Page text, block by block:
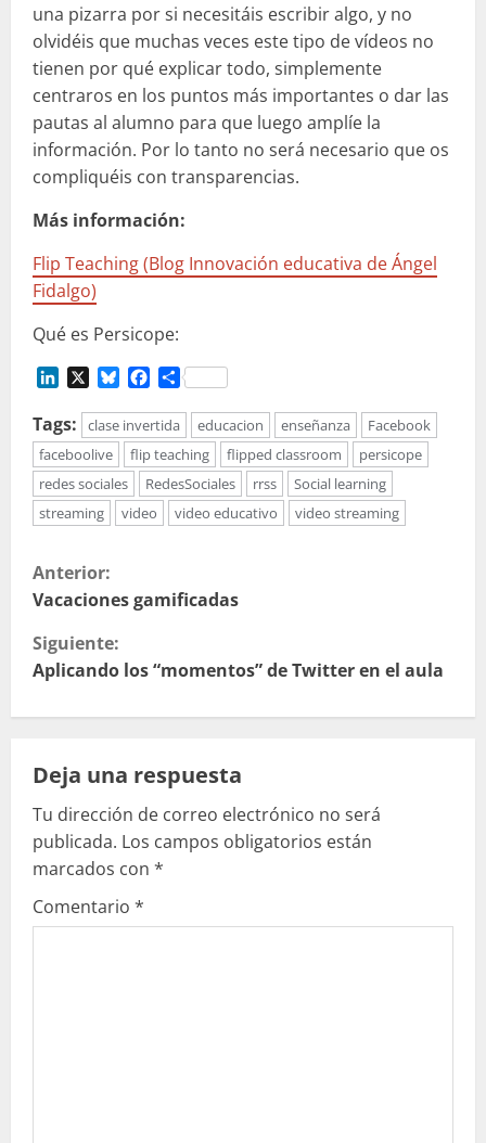
una pizarra por si necesitáis escribir algo, y no
olvidéis que muchas veces este tipo de vídeos no
tienen por qué explicar todo, simplemente
centraros en los puntos más importantes o dar las
pautas al alumno para que luego amplíe la
información. Por lo tanto no será necesario que os
compliquéis con transparencias.
Más información:
Flip Teaching (Blog Innovación educativa de Ángel
Fidalgo)
Qué es Persicope:
LinkedIn BlueskyFacebook
Compartir
Tags:
clase invertida educacion enseñanza
Facebook
faceboolive
flip teaching flipped classroom
persicope
redes sociales
RedesSociales rrss
Social learning
streaming
video video educativo video streaming
S
i
g
l
e
y
e
Anterior:
Vacaciones gamificadas
Siguiente:
Aplicando los “momentos” de Twitter en el aula
Deja una respuesta
Tu dirección de correo electrónico no será
publicada. Los campos obligatorios están
marcados con *
Comentario *